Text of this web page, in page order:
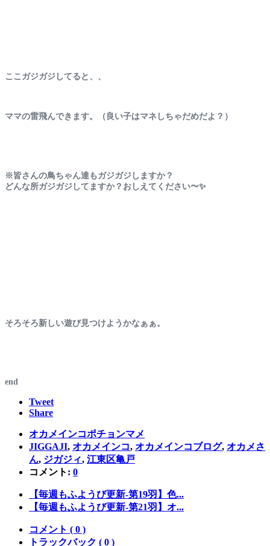
ここガジガジしてると、、
ママの雷飛んできます。（良い子はマネしちゃだめだよ？）
※皆さんの鳥ちゃん達もガジガジしますか？
どんな所ガジガジしてますか？おしえてください〜✨
そろそろ新しい遊び見つけようかなぁぁ。
end
Tweet
Share
オカメインコポチョンマメ
JIGGAJI, オカメインコ, オカメインコブログ, オカメさ
ん, ジガジィ, 江東区亀戸
コメント: 0
【毎週もふようび更新-第19羽】色...
【毎週もふようび更新-第21羽】オ...
コメント ( 0 )
トラックバック ( 0 )